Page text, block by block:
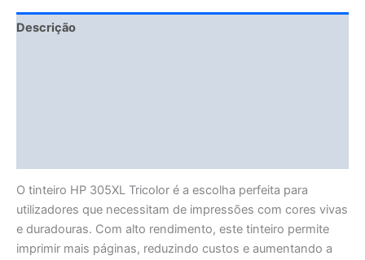
Descrição
O tinteiro HP 305XL Tricolor é a escolha perfeita para
utilizadores que necessitam de impressões com cores vivas
e duradouras. Com alto rendimento, este tinteiro permite
imprimir mais páginas, reduzindo custos e aumentando a